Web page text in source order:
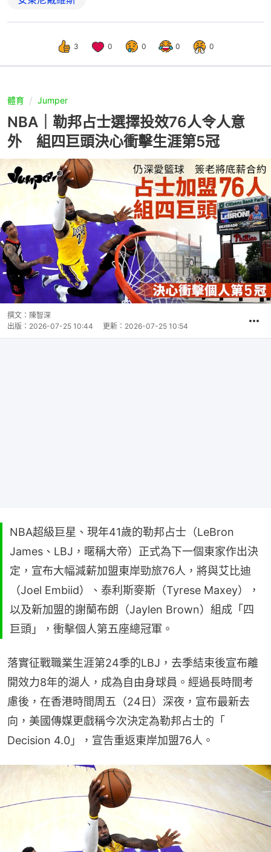
3 0 0 0 0
體育 Jumper
NBA｜勒邦占士選擇投效76人令人意
外 組四巨頭決心衝擊生涯第5冠
撰文： 陳智深
出版： 2026-07-25 10:44 更新： 2026-07-25 10:54
NBA超級巨星、現年41歲的勒邦占士（LeBron
James、LBJ，暱稱大帝）正式為下一個東家作出決
定，宣布大幅減薪加盟東岸勁旅76人，將與艾比迪
（Joel Embiid）、泰利斯麥斯（Tyrese Maxey），
以及新加盟的謝蘭布朗（Jaylen Brown）組成「四
巨頭」，衝擊個人第五座總冠軍。
落實征戰職業生涯第24季的LBJ，去季結束後宣布離
開效力8年的湖人，成為自由身球員。經過長時間考
慮後，在香港時間周五（24日）深夜，宣布最新去
向，美國傳媒更戲稱今次決定為勒邦占士的「
Decision 4.0」，宣告重返東岸加盟76人。